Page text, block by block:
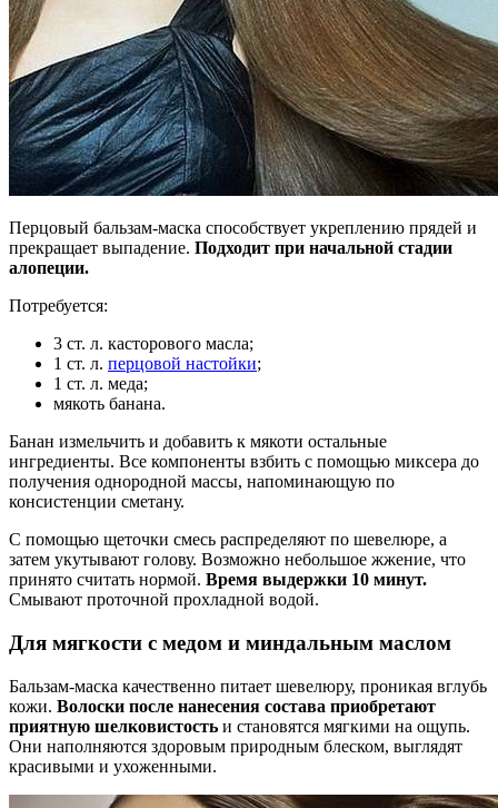
Перцовый бальзам-маска способствует укреплению прядей и
прекращает выпадение. Подходит при начальной стадии
алопеции.
Потребуется:
3 ст. л. касторового масла;
1 ст. л. перцовой настойки;
1 ст. л. меда;
мякоть банана.
Банан измельчить и добавить к мякоти остальные
ингредиенты. Все компоненты взбить с помощью миксера до
получения однородной массы, напоминающую по
консистенции сметану.
С помощью щеточки смесь распределяют по шевелюре, а
затем укутывают голову. Возможно небольшое жжение, что
принято считать нормой. Время выдержки 10 минут.
Смывают проточной прохладной водой.
Для мягкости с медом и миндальным маслом
Бальзам-маска качественно питает шевелюру, проникая вглубь
кожи. Волоски после нанесения состава приобретают
приятную шелковистость и становятся мягкими на ощупь.
Они наполняются здоровым природным блеском, выглядят
красивыми и ухоженными.